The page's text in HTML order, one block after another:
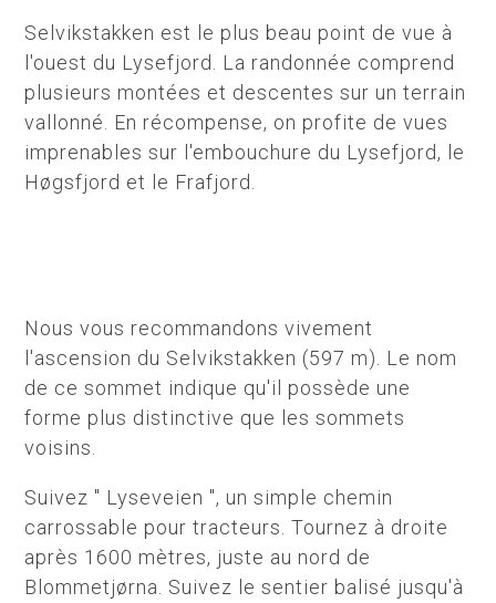
Selvikstakken est le plus beau point de vue à
l'ouest du Lysefjord. La randonnée comprend
plusieurs montées et descentes sur un terrain
vallonné. En récompense, on profite de vues
imprenables sur l'embouchure du Lysefjord, le
Høgsfjord et le Frafjord.
Nous vous recommandons vivement
l'ascension du Selvikstakken (597 m). Le nom
de ce sommet indique qu'il possède une
forme plus distinctive que les sommets
voisins.
Suivez " Lyseveien ", un simple chemin
carrossable pour tracteurs. Tournez à droite
après 1600 mètres, juste au nord de
Blommetjørna. Suivez le sentier balisé jusqu'à